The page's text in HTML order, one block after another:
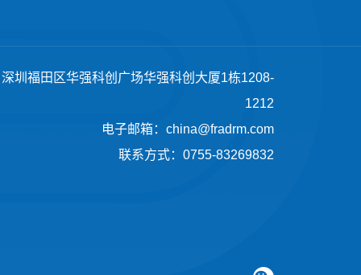
圳福田区华强科创广场华强科创大厦1栋1208-
1212
电子邮箱：china@fradrm.com
联系方式：0755-83269832